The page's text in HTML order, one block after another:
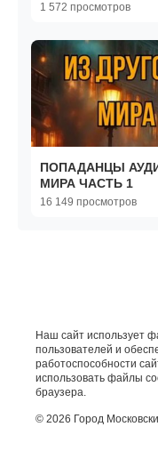
Жизненные
1 572 просмотров
ПОПАДАНЦЫ
МИРА ЧАСТЬ 1
16 149 просмотров
Наш сайт использует
пользователей и
работоспособности
использовать файлы
браузера.
© 2026 Город